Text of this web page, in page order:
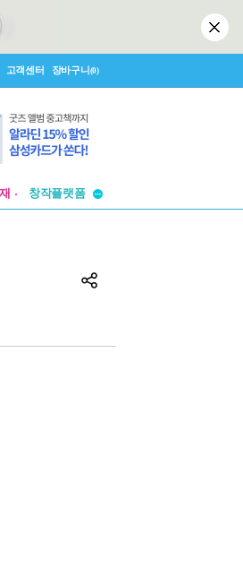
고객센터 장바구니(0)
창작플랫폼